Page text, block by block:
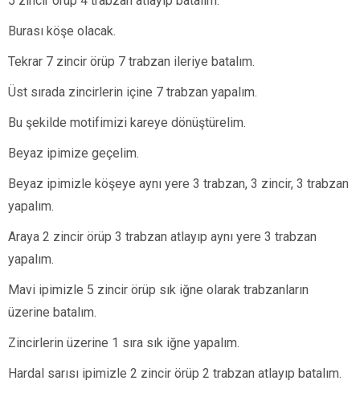
Burası köşe olacak.
Tekrar 7 zincir örüp 7 trabzan ileriye batalım.
Üst sırada zincirlerin içine 7 trabzan yapalım.
Bu şekilde motifimizi kareye dönüştürelim.
Beyaz ipimize geçelim.
Beyaz ipimizle köşeye aynı yere 3 trabzan, 3 zincir, 3 trabzan
yapalım.
Araya 2 zincir örüp 3 trabzan atlayıp aynı yere 3 trabzan
yapalım.
Mavi ipimizle 5 zincir örüp sık iğne olarak trabzanların
üzerine batalım.
Zincirlerin üzerine 1 sıra sık iğne yapalım.
Hardal sarısı ipimizle 2 zincir örüp 2 trabzan atlayıp batalım.